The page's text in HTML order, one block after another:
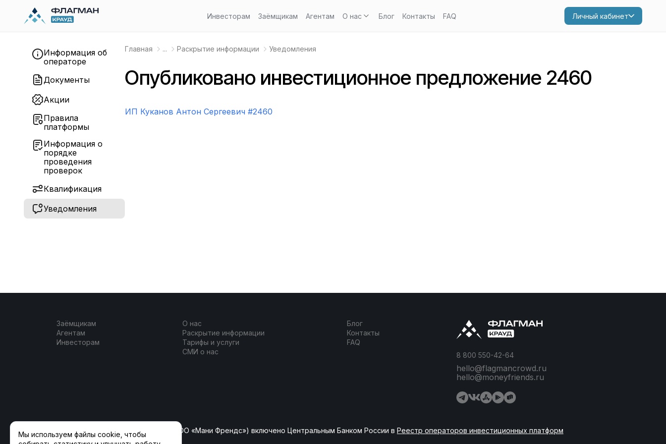
Инвесторам Заёмщикам Агентам О нас Блог Контакты FAQ Личный кабинет
Мы используем файлы cookie, чтобы
Информация об
операторе
Документы
Акции
Правила
платформы
Информация о
порядке
проведения
проверок
Квалификация
Уведомления
Главная ... Раскрытие информации Уведомления
Опубликовано инвестиционное предложение 2460
ИП Куканов Антон Сергеевич #2460
Заёмщикам
Агентам
Инвесторам
О нас
Раскрытие информации
Тарифы и услуги
СМИ о нас
Блог
Контакты
FAQ
8 800 550-42-64
hello@flagmancrowd.ru
hello@moneyfriends.ru
ООО «ФлагманКрауд» (ранее ООО «Мани Френдс») включено Центральным Банком России в Реестр операторов инвестиционных платформ